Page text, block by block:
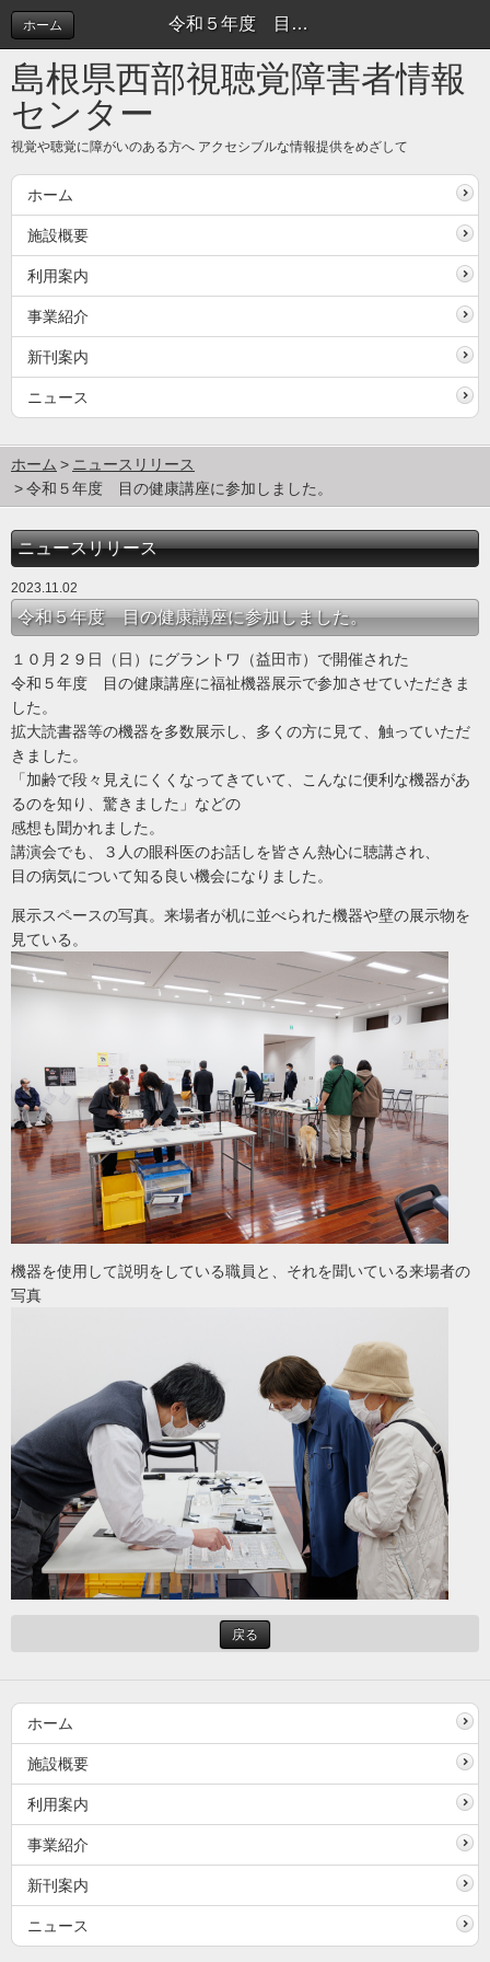
令和５年度 目の健康講座に参加しました。 | ニュースリリース
ホーム
島根県西部視聴覚障害者情報
センター
視覚や聴覚に障がいのある方へ アクセシブルな情報提供をめざして
ホーム
施設概要
利用案内
事業紹介
新刊案内
ニュース
ホーム
ニュースリリース
令和５年度 目の健康講座に参加しました。
ニュースリリース
2023.11.02
令和５年度 目の健康講座に参加しました。
１０月２９日（日）にグラントワ（益田市）で開催された
令和５年度 目の健康講座に福祉機器展示で参加させていただきま
した。
拡大読書器等の機器を多数展示し、多くの方に見て、触っていただ
きました。
「加齢で段々見えにくくなってきていて、こんなに便利な機器があ
るのを知り、驚きました」などの
感想も聞かれました。
講演会でも、３人の眼科医のお話しを皆さん熱心に聴講され、
目の病気について知る良い機会になりました。
展示スペースの写真。来場者が机に並べられた機器や壁の展示物を
見ている。
機器を使用して説明をしている職員と、それを聞いている来場者の
写真
戻る
ホーム
施設概要
利用案内
事業紹介
新刊案内
ニュース